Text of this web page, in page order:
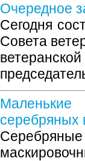
Очередное
Сегодня
Совета
серебряных